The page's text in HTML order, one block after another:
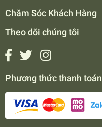
Chăm Sóc Khách Hàng
Theo dõi chúng tôi
Phương thức thanh toán